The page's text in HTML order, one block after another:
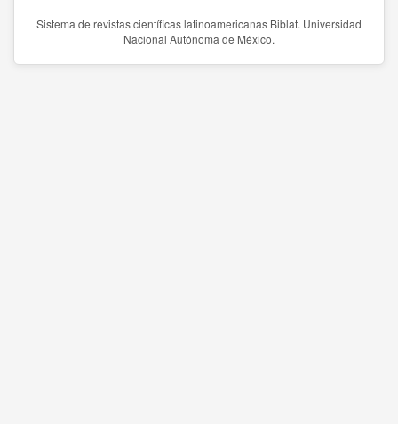
Sistema de revistas científicas latinoamericanas Biblat. Universidad
Nacional Autónoma de México.